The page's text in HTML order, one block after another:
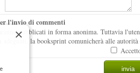
l'invio di commenti
pubblicati in forma anonima. Tuttavia
adeguati, la booksprint comunicherà alle
×